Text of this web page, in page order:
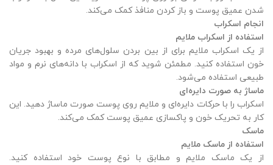
شدن عمیق پوست و باز کردن منافذ کمک می‌کند.
انجام اسکراب
استفاده از اسکراب ملایم
از یک اسکراب ملایم برای از بین بردن سلول‌های مرده و بهبود جریان
خون استفاده کنید. مطمئن شوید که از اسکراب با دانه‌های نرم و مواد
طبیعی استفاده می‌شود.
ماساژ به صورت دایره‌ای
اسکراب را با حرکات دایره‌ای و ملایم روی پوست صورت ماساژ دهید. این
کار به تحریک خون و پاکسازی عمیق پوست کمک می‌کند.
ماسک
استفاده از ماسک ملایم
از یک ماسک ملایم و مطابق با نوع پوست خود استفاده کنید.